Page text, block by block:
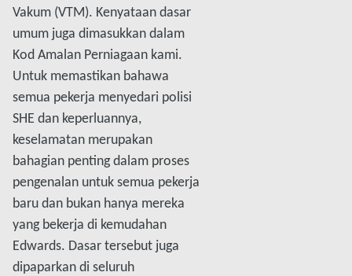
Vakum (VTM). Kenyataan dasar
umum juga dimasukkan dalam
Kod Amalan Perniagaan kami.
Untuk memastikan bahawa
semua pekerja menyedari polisi
SHE dan keperluannya,
keselamatan merupakan
bahagian penting dalam proses
pengenalan untuk semua pekerja
baru dan bukan hanya mereka
yang bekerja di kemudahan
Edwards. Dasar tersebut juga
dipaparkan di seluruh